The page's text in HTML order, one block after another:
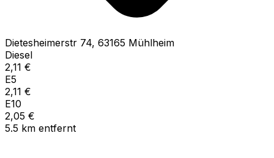
Dietesheimerstr 74, 63165 Mühlheim
Diesel
2,11 €
E5
2,11 €
E10
2,05 €
5.5 km entfernt